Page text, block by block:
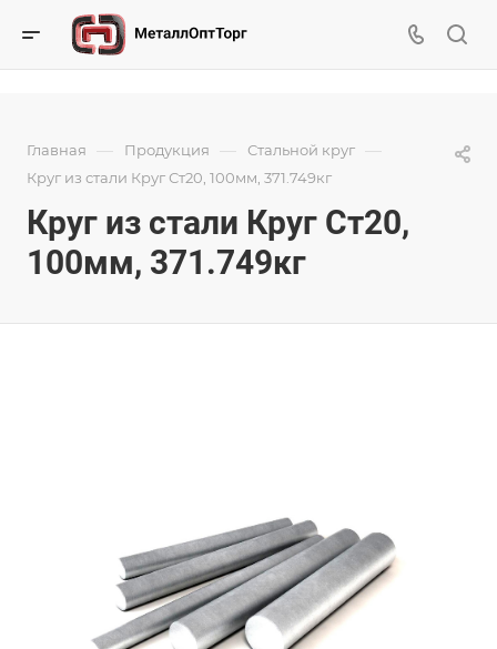
Главная — Продукция — Стальной круг —
Круг из стали Круг Ст20, 100мм, 371.749кг
Круг из стали Круг Ст20,
100мм, 371.749кг